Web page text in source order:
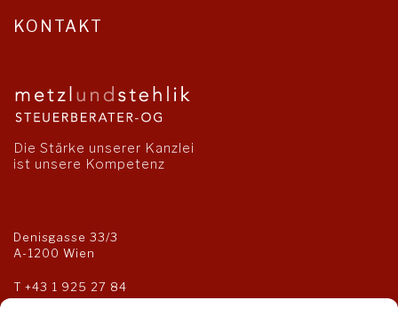
KONTAKT
Die Stärke unserer Kanzlei
ist unsere Kompetenz
Denisgasse 33/3
A-1200 Wien
T +43 1 925 27 84
F +43 1 925 27 85